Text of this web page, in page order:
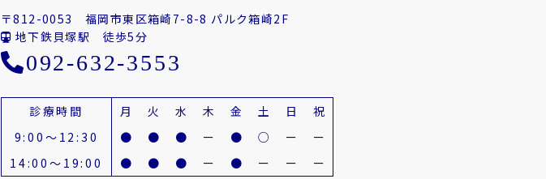
〒812-0053福岡市東区箱崎7-8-8 パルク箱崎2F
地下鉄貝塚駅 徒歩5分
092-632-3553
診療時間 月 火 水 木 金 土 日
祝
9:00～12:30
● ● ● ー ● ○ ー
ー
14:00～19:00
● ● ● ー ● ー ー ー